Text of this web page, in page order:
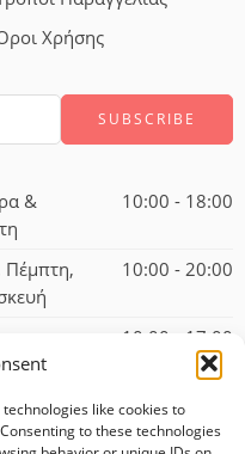
like cookies to
to these technologies
Χρήσης
&
10:00 - 18:00
Πέμπτη,
10:00 - 20:00
10:00 - 17:00